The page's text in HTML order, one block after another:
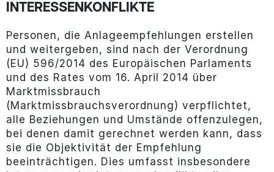
INTERESSENKONFLIKTE
Personen, die Anlageempfehlungen erstellen
und weitergeben, sind nach der Verordnung
(EU) 596/2014 des Europäischen Parlaments
und des Rates vom 16. April 2014 über
Marktmissbrauch
(Marktmissbrauchsverordnung) verpflichtet,
alle Beziehungen und Umstände offenzulegen,
bei denen damit gerechnet werden kann, dass
sie die Objektivität der Empfehlung
beeinträchtigen. Dies umfasst insbesondere